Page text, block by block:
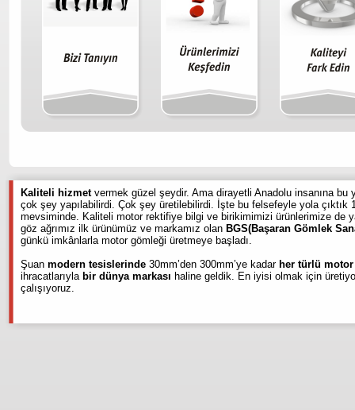
Kaliteli hizmetvermek güzel şeydir. Ama dirayetli Anadolu insanına bu
çok şey yapılabilirdi. Çok şey üretilebilirdi. İşte bu felsefeyle yola çıktık
mevsiminde. Kaliteli motor rektifiye bilgi ve birikimimizi ürünlerimize de
göz ağrımız ilk ürünümüz ve markamız olan BGS(Başaran Gömlek
günkü imkânlarla motor gömleği üretmeye başladı.
Şuan modern tesislerinde 30mm’den 300mm’ye kadar her türlü
ihracatlarıyla bir dünya markası haline geldik. En iyisi olmak için
çalışıyoruz.